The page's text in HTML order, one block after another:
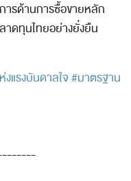
ารด้านการซื้อขายหลัก
ดทุนไทยอย่างยั่งยืน
งแรงบันดาลใจ#มาตรฐาน